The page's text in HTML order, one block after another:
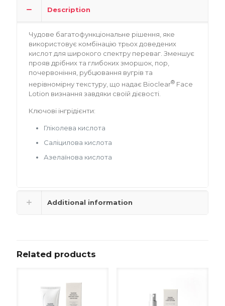
Description
Чудове багатофункціональне рішення, яке
використовує комбінацію трьох доведених
кислот для широкого спектру переваг. Зменшує
прояв дрібних та глибоких зморшок, пор,
почервоніння, рубцювання вугрів та
нерівномірну текстуру, що надає Bioclear® Face
Lotion визнання завдяки своїй дієвості.
Ключові інгрідієнти:
Гліколева кислота
Саліцилова кислота
Азелаїнова кислота
Additional information
Related products